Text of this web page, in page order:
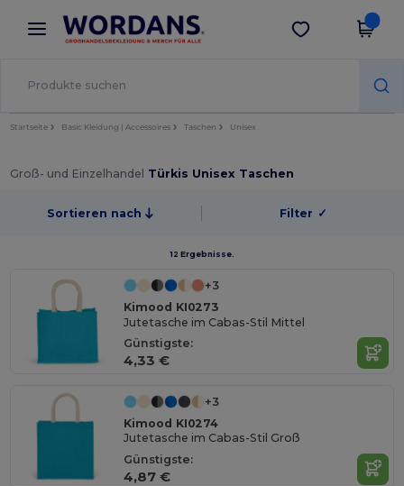
× Wordans App
Bessere Preise in der App!
App holen
Startseite Basic Kleidung | Accessoires Taschen Unisex
Groß- und Einzelhandel Türkis Unisex Taschen
Sortieren nach Filter ✓
12 Ergebnisse.
+3
Kimood KI0273
Jutetasche im Cabas-Stil Mittel
Günstigste:
4,33 €
+3
Kimood KI0274
Jutetasche im Cabas-Stil Groß
Günstigste:
4,87 €